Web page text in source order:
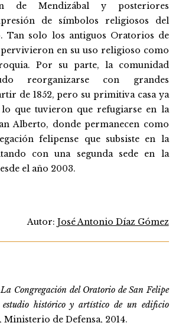
de Mendizábal y posteriores
de símbolos religiosos del
Tan solo los antiguos Oratorios de
pervivieron en su uso religioso como
Por su parte, la comunidad
reorganizarse con grandes
de 1852, pero su primitiva casa ya
que tuvieron que refugiarse en la
Alberto, donde permanecen como
felipense que subsiste en la
con una segunda sede en la
el año 2003.
Autor: José Antonio Díaz Gómez
La Congregación del Oratorio de San Felipe
estudio histórico y artístico de un edificio
Ministerio de Defensa, 2014.